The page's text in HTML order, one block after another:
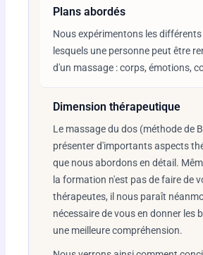
Plans abordés
Nous expérimentons les
lesquels une personne peut être
d'un massage : corps, émotions,
Dimension thérapeutique
Le massage du dos (méthode de
présenter d'importants aspects
que nous abordons en détail.
la formation n'est pas de faire de
thérapeutes, il nous paraît
nécessaire de vous en donner les
une meilleure compréhension.